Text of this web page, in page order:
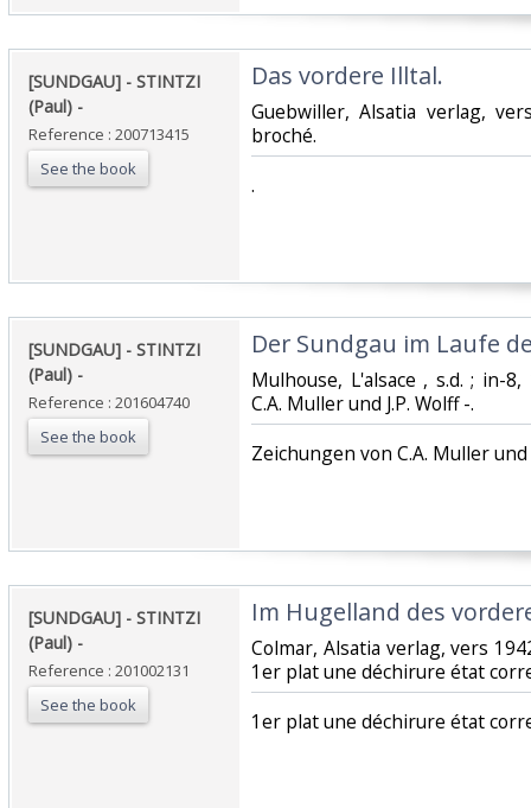
‎[SUNDGAU] - STINTZI
(Paul) - ‎
Reference : 200713415
See the book
‎Das vordere Illtal. ‎
‎Guebwiller, Alsatia verlag,
broché.‎
‎.‎
‎[SUNDGAU] - STINTZI
(Paul) - ‎
Reference : 201604740
See the book
‎Der Sundgau im Laufe
‎Mulhouse, L'alsace , s.d. ; in-
C.A. Muller und J.P. Wolff -.‎
‎Zeichungen von C.A. Muller und
‎[SUNDGAU] - STINTZI
(Paul) - ‎
Reference : 201002131
See the book
‎Im Hugelland des
‎Colmar, Alsatia verlag, vers
1er plat une déchirure état
‎1er plat une déchirure état